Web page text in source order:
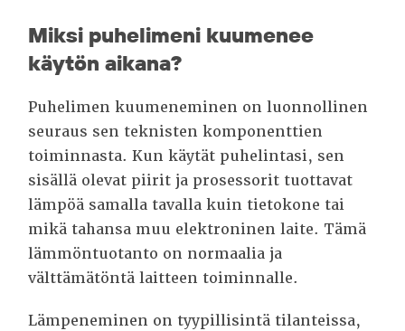
Miksi puhelimeni kuumenee
käytön aikana?
Puhelimen kuumeneminen on luonnollinen
seuraus sen teknisten komponenttien
toiminnasta. Kun käytät puhelintasi, sen
sisällä olevat piirit ja prosessorit tuottavat
lämpöä samalla tavalla kuin tietokone tai
mikä tahansa muu elektroninen laite. Tämä
lämmöntuotanto on normaalia ja
välttämätöntä laitteen toiminnalle.
Lämpeneminen on tyypillisintä tilanteissa,